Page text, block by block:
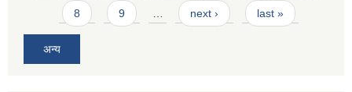
8 9 next › last »
अन्य